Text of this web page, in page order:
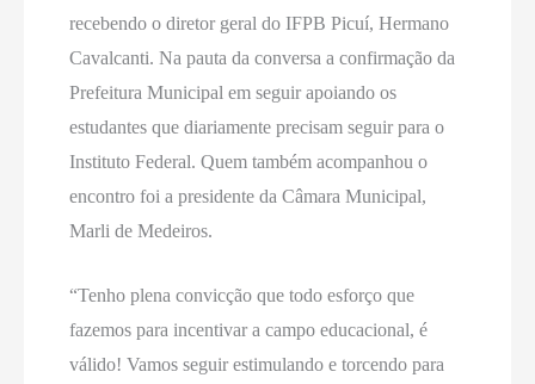
recebendo o diretor geral do IFPB Picuí, Hermano
Cavalcanti. Na pauta da conversa a confirmação da
Prefeitura Municipal em seguir apoiando os
estudantes que diariamente precisam seguir para o
Instituto Federal. Quem também acompanhou o
encontro foi a presidente da Câmara Municipal,
Marli de Medeiros.
“Tenho plena convicção que todo esforço que
fazemos para incentivar a campo educacional, é
válido! Vamos seguir estimulando e torcendo para